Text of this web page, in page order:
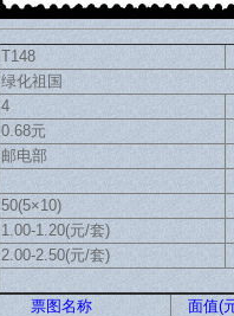
T148
绿化祖国
4
0.68元
邮电部
50(5×10)
1.00-1.20(元/套)
2.00-2.50(元/套)
票图名称
面值(